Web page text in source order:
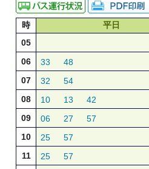
時 平日
05
06
33 48
07
32 54
08
10 13 42
09
06 27 57
10
25 57
11
25 57